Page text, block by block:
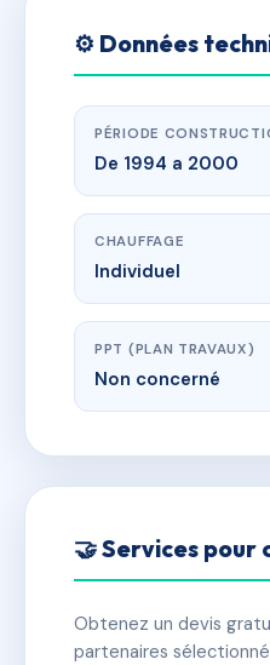
⚙️ Données
PÉRIODE
De 1994 a 2000
CHAUFFAGE
Individuel
PPT (PLAN TRAVAUX)
Non concerné
🤝 Services
Obtenez un devis
partenaires